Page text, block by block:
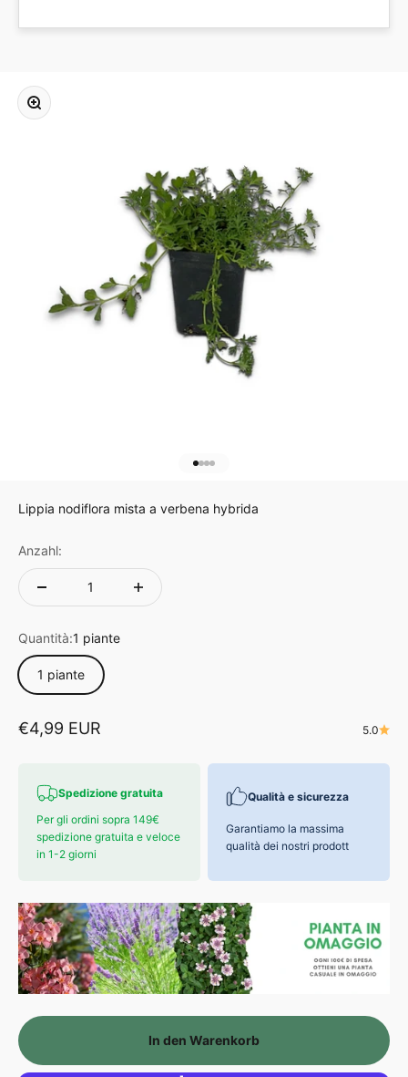
Bild vergrößern
Lippia nodiflora mista a verbena hybrida
Anzahl:
Quantità:1 piante
1 piante
Angebot
€4,99 EUR 5.0
Spedizione gratuita
Per gli ordini sopra 149€
spedizione gratuita e veloce
in 1-2 giorni
Qualità e sicurezza
Garantiamo la massima
qualità dei nostri prodott
In den Warenkorb